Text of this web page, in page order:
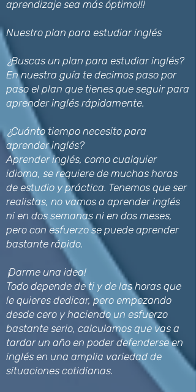
aprendizaje sea más óptimo!!!
Nuestro plan para estudiar inglés
¿Buscas un plan para estudiar inglés?
En nuestra guía te decimos paso por
paso el plan que tienes que seguir para
aprender inglés rápidamente.
¿Cuánto tiempo necesito para
aprender inglés?
Aprender inglés, como cualquier
idioma, se requiere de muchas horas
de estudio y práctica. Tenemos que ser
realistas, no vamos a aprender inglés
ni en dos semanas ni en dos meses,
pero con esfuerzo se puede aprender
bastante rápido.
¡Darme una idea!
Todo depende de ti y de las horas que
le quieres dedicar, pero empezando
desde cero y haciendo un esfuerzo
bastante serio, calculamos que vas a
tardar un año en poder defenderse en
inglés en una amplia variedad de
situaciones cotidianas.